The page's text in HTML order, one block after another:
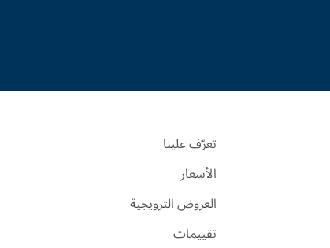
تعرّف علينا
الأسعار
العروض الترويجية
تقييمات